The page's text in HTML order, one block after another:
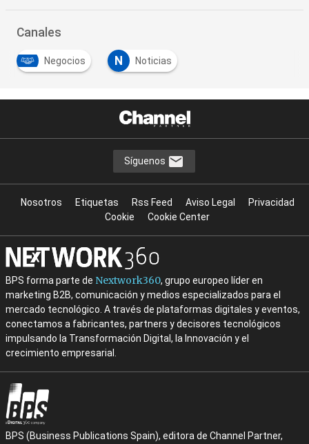
Canales
Negocios N Noticias
Síguenos
Nosotros Etiquetas Rss Feed Aviso Legal
Privacidad
Cookie
Cookie Center
BPS forma parte de Nextwork360, grupo europeo líder en
marketing B2B, comunicación y medios especializados para el
mercado tecnológico. A través de plataformas digitales y eventos,
conectamos a fabricantes, partners y decisores tecnológicos
impulsando la Transformación Digital, la Innovación y el
crecimiento empresarial.
BPS (Business Publications Spain), editora de Channel Partner,